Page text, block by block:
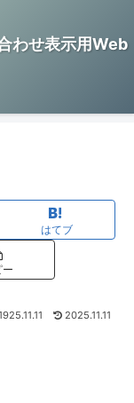
わせ表示用Web
はてブ
ー
2025.11.11